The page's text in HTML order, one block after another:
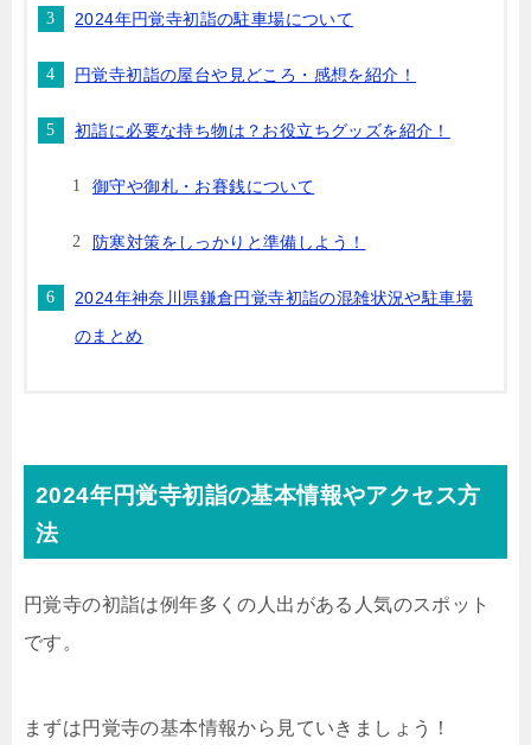
2024年円覚寺初詣の駐車場について
円覚寺初詣の屋台や見どころ・感想を紹介！
初詣に必要な持ち物は？お役立ちグッズを紹介！
御守や御札・お賽銭について
防寒対策をしっかりと準備しよう！
2024年神奈川県鎌倉円覚寺初詣の混雑状況や駐車場
のまとめ
2024年円覚寺初詣の基本情報やアクセス方
法
円覚寺の初詣は例年多くの人出がある人気のスポット
です。
まずは円覚寺の基本情報から見ていきましょう！